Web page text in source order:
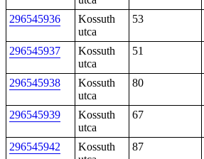
296545936
Kossuth
utca
53
296545937
Kossuth
utca
51
296545938
Kossuth
utca
80
296545939
Kossuth
utca
67
296545942
Kossuth
87